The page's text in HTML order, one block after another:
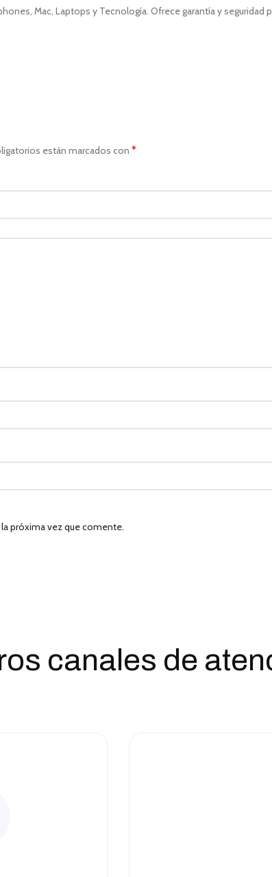
Mac, Laptops y Tecnología. Ofrece garantía y seguridad
están marcados con *
próxima vez que comente.
canales de